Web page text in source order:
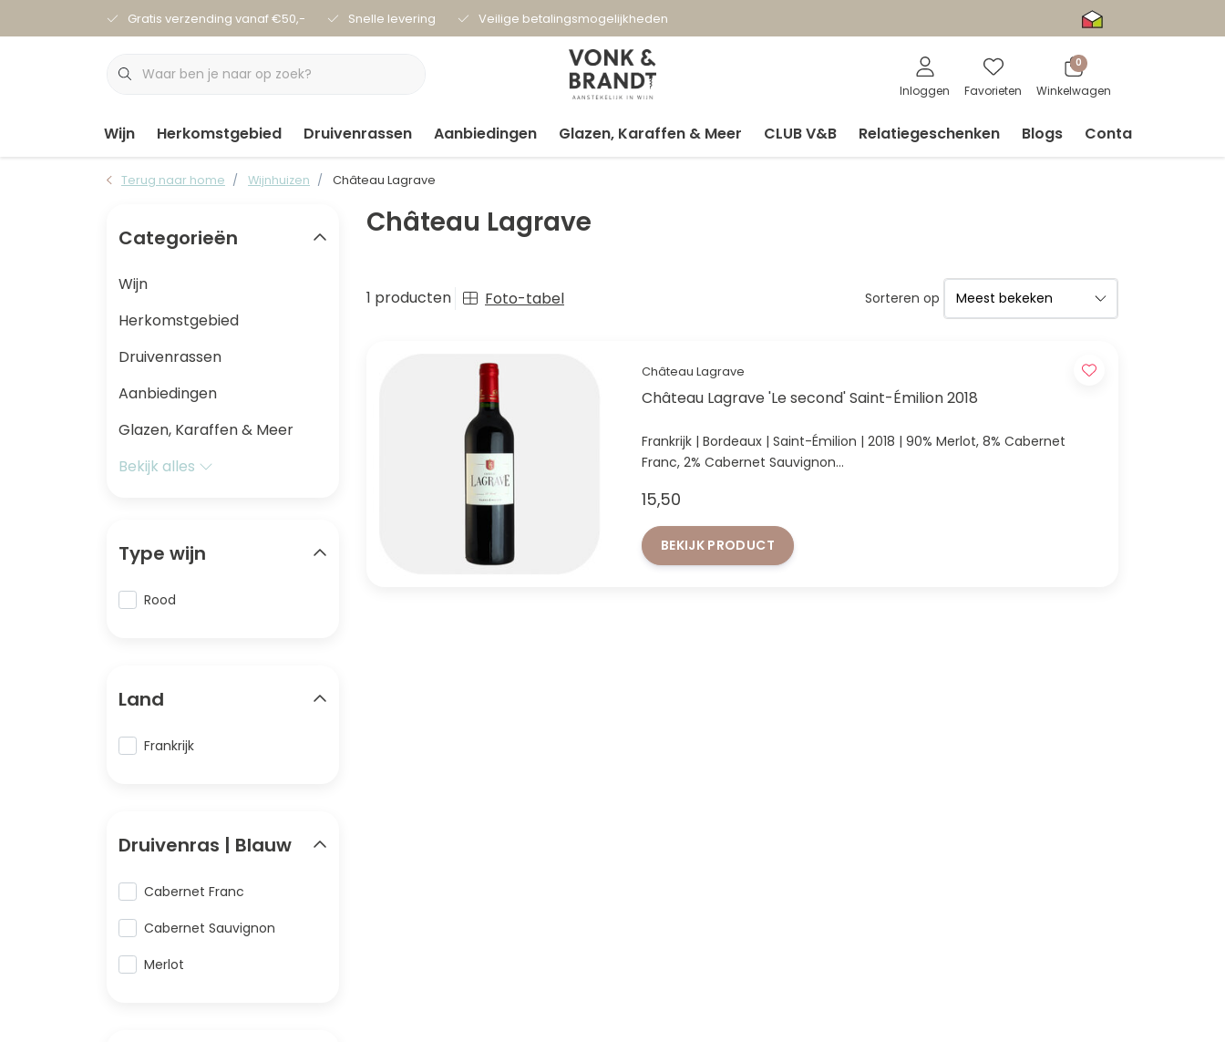
Gratis verzending vanaf €50,- Snelle levering Veilige betalingsmogelijkheden
Inloggen Favorieten
0
Winkelwagen
Wijn Herkomstgebied Druivenrassen Aanbiedingen Glazen, Karaffen & Meer CLUB V&B Relatiegeschenken Blogs Contact
Terug naar home Wijnhuizen Château Lagrave
Château Lagrave
1 producten Foto-tabel Sorteren op
Château Lagrave
Château Lagrave 'Le second' Saint-Émilion 2018
Frankrijk | Bordeaux | Saint-Émilion | 2018 | 90% Merlot, 8% Cabernet
Franc, 2% Cabernet Sauvignon
15,50
BEKIJK PRODUCT
Categorieën
Wijn
Herkomstgebied
Druivenrassen
Aanbiedingen
Glazen, Karaffen & Meer
Bekijk alles
Type wijn
Rood
Land
Frankrijk
Druivenras | Blauw
Cabernet Franc
Cabernet Sauvignon
Merlot